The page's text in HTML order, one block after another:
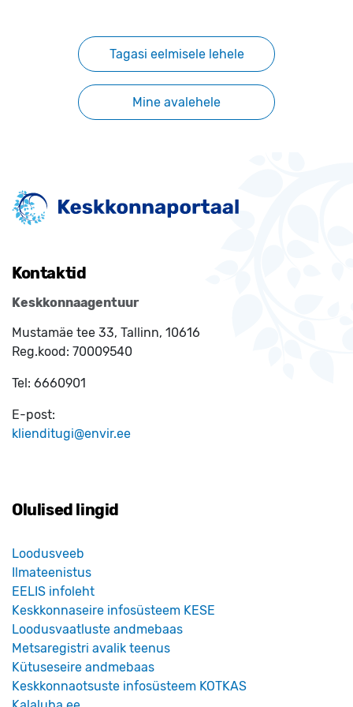
Tagasi eelmisele lehele
Mine avalehele
Kontaktid
Keskkonnaagentuur
Mustamäe tee 33, Tallinn, 10616
Reg.kood: 70009540
Tel: 6660901
E-post:
klienditugi@envir.ee
Olulised lingid
Loodusveeb
Ilmateenistus
EELIS infoleht
Keskkonnaseire infosüsteem KESE
Loodusvaatluste andmebaas
Metsaregistri avalik teenus
Kütuseseire andmebaas
Keskkonnaotsuste infosüsteem KOTKAS